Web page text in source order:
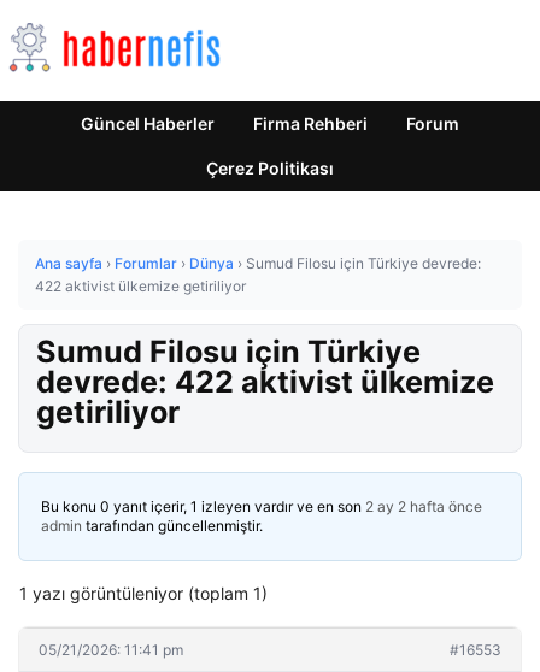
Güncel Haberler Firma Rehberi Forum
Çerez Politikası
Ana sayfa › Forumlar › Dünya › Sumud Filosu için Türkiye devrede:
422 aktivist ülkemize getiriliyor
Sumud Filosu için Türkiye
devrede: 422 aktivist ülkemize
getiriliyor
Bu konu 0 yanıt içerir, 1 izleyen vardır ve en son 2 ay 2 hafta önce
admin tarafından güncellenmiştir.
1 yazı görüntüleniyor (toplam 1)
05/21/2026: 11:41 pm #16553